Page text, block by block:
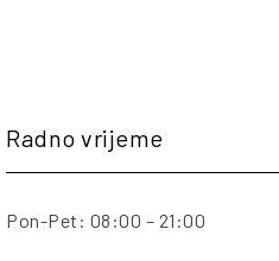
Radno vrijeme
Pon-Pet: 08:00 – 21:00